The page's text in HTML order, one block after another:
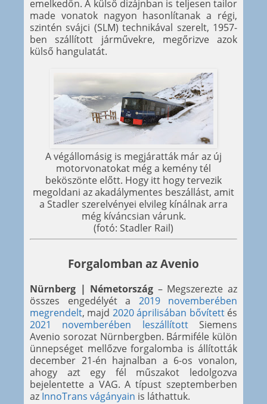
emelkedőn. A külső dizájnban is teljesen tailor
made vonatok nagyon hasonlítanak a régi,
szintén svájci (SLM) technikával szerelt, 1957-
ben szállított járművekre, megőrizve azok
külső hangulatát.
A végállomásig is megjáratták már az új
motorvonatokat még a kemény tél
beköszönte előtt. Hogy itt hogy tervezik
megoldani az akadálymentes beszállást, amit
a Stadler szerelvényei elvileg kínálnak arra
még kíváncsian várunk.
(fotó: Stadler Rail)
Forgalomban az Avenio
Nürnberg | Németország – Megszerezte az
összes engedélyét a 2019 novemberében
megrendelt, majd 2020 áprilisában bővítettés
2021 novemberében leszállítottSiemens
Avenio sorozat Nürnbergben. Bármiféle külön
ünnepséget mellőzve forgalomba is állították
december 21-én hajnalban a 6-os vonalon,
ahogy azt egy fél műszakot ledolgozva
bejelentette a VAG. A típust szeptemberben
az InnoTrans vágányain is láthattuk.